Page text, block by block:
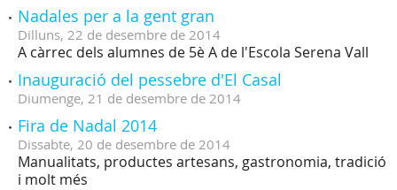
Nadales per a la gent gran
Dilluns, 22 de desembre de 2014
A càrrec dels alumnes de 5è A de l'Escola Serena Vall
Inauguració del pessebre d'El Casal
Diumenge, 21 de desembre de 2014
Fira de Nadal 2014
Dissabte, 20 de desembre de 2014
Manualitats, productes artesans, gastronomia, tradició
i molt més